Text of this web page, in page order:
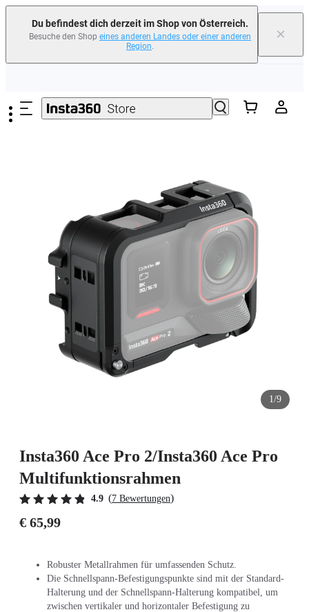
Du befindest dich derzeit im Shop von Österreich.
Besuche den Shop eines anderen Landes oder einer anderen
Region.
×
Insta360 Luna Ultra |Jetzt erhältlich| Gratis Versand
Tausche dein altes Gerät ein und erhalte Geld für deinen Neukauf.｜
Need shopping help? | Chat with our experts now!
1/9
Insta360 Ace Pro 2/Insta360 Ace Pro
Multifunktionsrahmen
4.9 (7 Bewertungen)
€ 65,99
Robuster Metallrahmen für umfassenden Schutz.
Die Schnellspann-Befestigungspunkte sind mit der Standard-
Halterung und der Schnellspann-Halterung kompatibel, um
zwischen vertikaler und horizontaler Befestigung zu